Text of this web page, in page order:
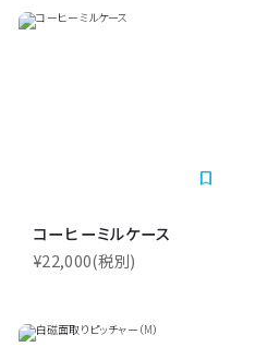
bookmark_border
コーヒーミルケース
¥22,000(税別)